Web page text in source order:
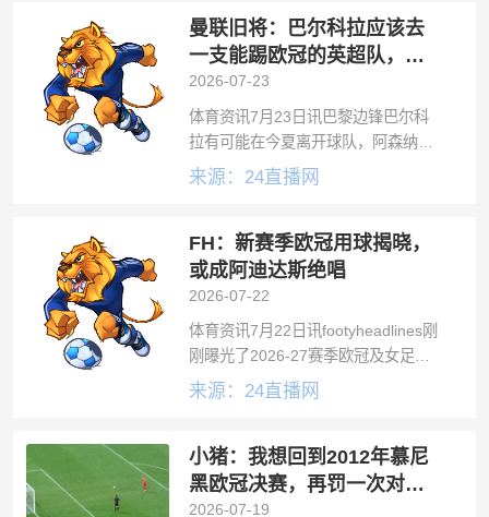
们总共将与八支球队交锋（四个主
场，四个
曼联旧将：巴尔科拉应该去
一支能踢欧冠的英超队，他
已经证明自己
2026-07-23
体育资讯7月23日讯巴黎边锋巴尔科
拉有可能在今夏离开球队，阿森纳、
利物浦等英超豪门都被媒体提及。曼
一支能踢欧冠的英超俱乐部都是很好
的选择
来源：24直播网
FH：新赛季欧冠用球揭晓，
或成阿迪达斯绝唱
2026-07-22
体育资讯7月22日讯footyheadlines刚
刚曝光了2026-27赛季欧冠及女足欧
冠官方比赛用球。值得注意的是，随
欧冠赛事打造
来源：24直播网
小猪：我想回到2012年慕尼
黑欧冠决赛，再罚一次对切
尔西的点球
2026-07-19